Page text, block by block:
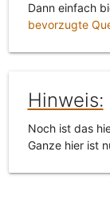
Dann einfach
bevorzugte
Hinweis:
Noch ist das
Ganze hier ist